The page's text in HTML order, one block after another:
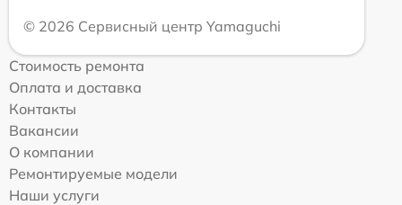
© 2026 Сервисный центр Yamaguchi
Стоимость ремонта
Оплата и доставка
Контакты
Вакансии
О компании
Ремонтируемые модели
Наши услуги